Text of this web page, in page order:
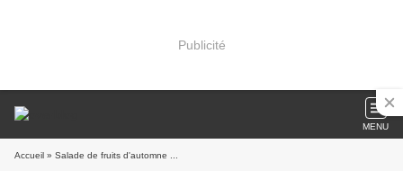
Publicité
MENU
Accueil » Salade de fruits d'automne ...